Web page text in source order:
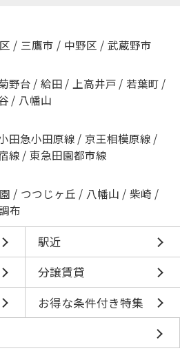
/ 三鷹市 / 中野区 / 武蔵野市
野台 / 給田 / 上高井戸 / 若葉町 /
/ 八幡山
田急小田原線 / 京王相模原線 /
線 / 東急田園都市線
/ つつじヶ丘 / 八幡山 / 柴崎 /
調布
駅近
分譲賃貸
お得な条件付き特集